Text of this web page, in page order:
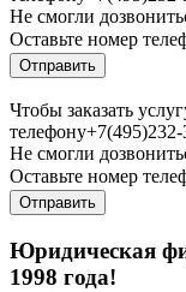
Не смогли
Оставьте номер
Чтобы заказать
телефону
Не смогли
Оставьте номер
Юридическая
1998 года!